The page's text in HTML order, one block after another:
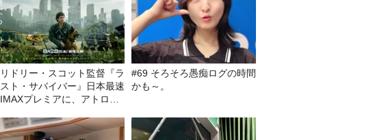
リドリー・スコット監督『ラ
スト・サバイバー』日本最速
IMAXプレミアに、アトロク
#69 そろそろ愚痴ログの時間
かも～。